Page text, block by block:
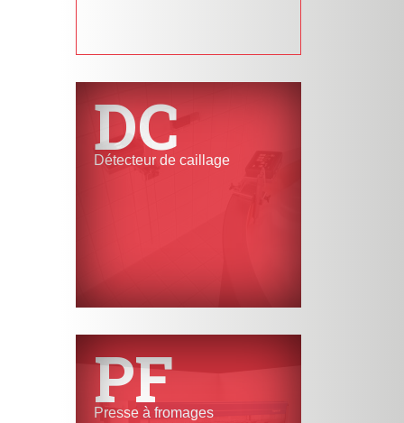
DC
Détecteur de caillage
PF
Presse à fromages